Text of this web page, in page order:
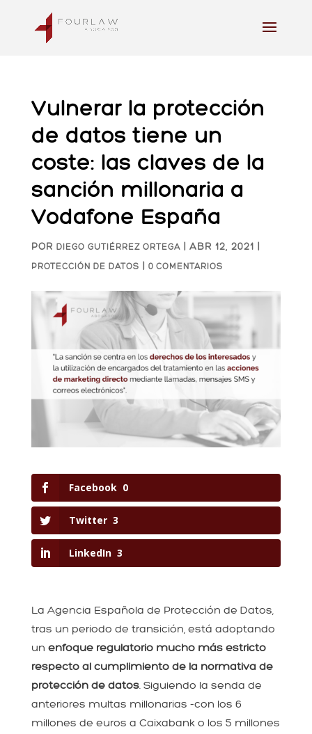
Vulnerar la protección
de datos tiene un
coste: las claves de la
sanción millonaria a
Vodafone España
POR DIEGO GUTIÉRREZ ORTEGA| ABR 12, 2021
PROTECCIÓN DE DATOS 0 COMENTARIOS
Facebook 0
Twitter 3
LinkedIn 3
La Agencia Española de Protección de Datos,
tras un periodo de transición, está adoptando
un enfoque regulatorio mucho más estricto
respecto al cumplimiento de la normativa de
protección de datos. Siguiendo la senda de
anteriores multas millonarias -con los 6
millones de euros a Caixabank o los 5 millones